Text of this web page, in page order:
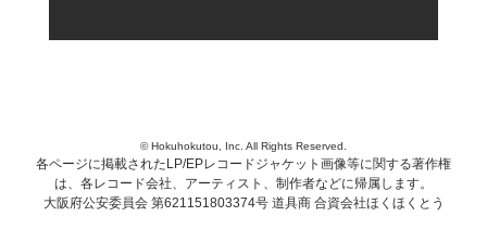
© Hokuhokutou, Inc. All Rights Reserved.
各ページに掲載されたLP/EPレコードジャケット画像等に関する著作権
は、各レコード会社、アーティスト、制作者などに帰属します。
大阪府公安委員会 第621151803374号 道具商 合資会社ほくほくとう